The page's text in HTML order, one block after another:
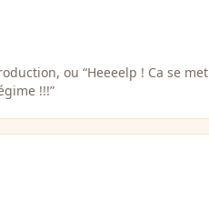
ou “Heeeelp ! Ca se met
!!!”